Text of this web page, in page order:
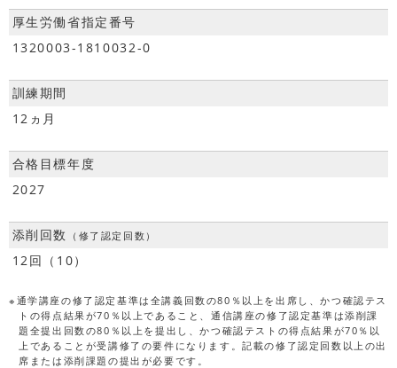
厚生労働省指定番号
1320003-1810032-0
訓練期間
12ヵ月
合格目標年度
2027
添削回数 （修了認定回数）
12回（10）
※通学講座の修了認定基準は全講義回数の80％以上を出席し、かつ確認テス
トの得点結果が70％以上であること、通信講座の修了認定基準は添削課
題全提出回数の80％以上を提出し、かつ確認テストの得点結果が70％以
上であることが受講修了の要件になります。記載の修了認定回数以上の出
席または添削課題の提出が必要です。